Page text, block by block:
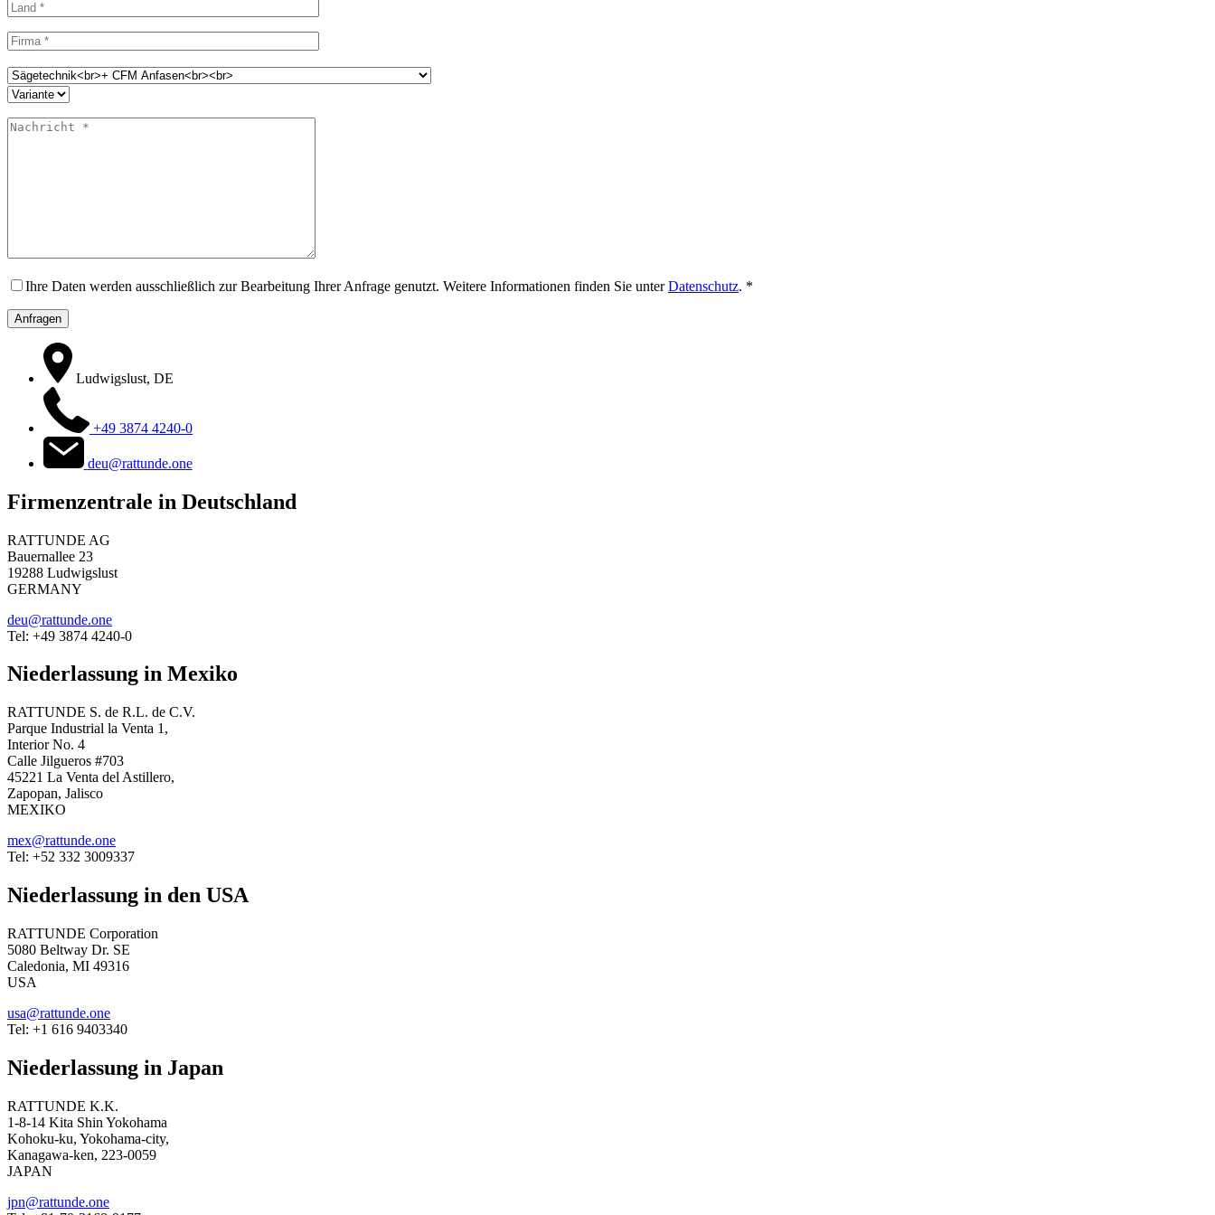
Ihre Daten werden ausschließlich zur Bearbeitung Ihrer Anfrage genutzt. Weitere Informationen finden Sie unterDatenschutz. *
Ludwigslust, DE
+49 3874 4240-0
deu@rattunde.one
Firmenzentrale in Deutschland
RATTUNDE AG
Bauernallee 23
19288 Ludwigslust
GERMANY
deu@rattunde.one
Tel: +49 3874 4240-0
Niederlassung in Mexiko
RATTUNDE S. de R.L. de C.V.
Parque Industrial la Venta 1,
Interior No. 4
Calle Jilgueros #703
45221 La Venta del Astillero,
Zapopan, Jalisco
MEXIKO
mex@rattunde.one
Tel: +52 332 3009337
Niederlassung in den USA
RATTUNDE Corporation
5080 Beltway Dr. SE
Caledonia, MI 49316
USA
usa@rattunde.one
Tel: +1 616 9403340
Niederlassung in Japan
RATTUNDE K.K.
1-8-14 Kita Shin Yokohama
Kohoku-ku, Yokohama-city,
Kanagawa-ken, 223-0059
JAPAN
jpn@rattunde.one